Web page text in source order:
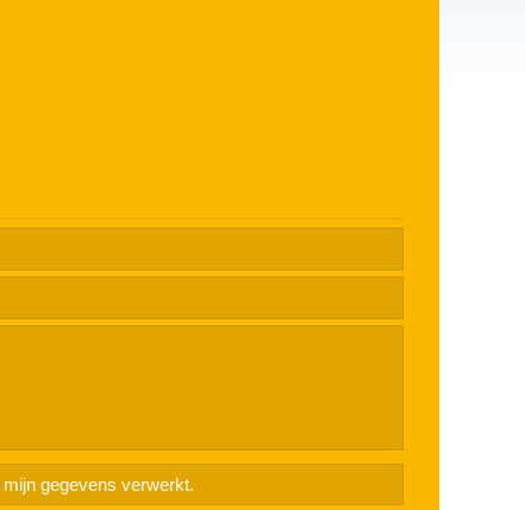
mijn gegevens verwerkt.